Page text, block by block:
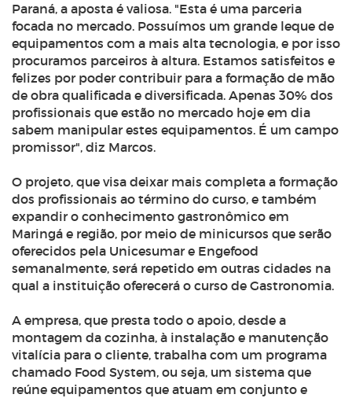
Paraná, a aposta é valiosa. "Esta é uma parceria
focada no mercado. Possuímos um grande leque de
equipamentos com a mais alta tecnologia, e por isso
procuramos parceiros à altura. Estamos satisfeitos e
felizes por poder contribuir para a formação de mão
de obra qualificada e diversificada. Apenas 30% dos
profissionais que estão no mercado hoje em dia
sabem manipular estes equipamentos. É um campo
promissor", diz Marcos.
O projeto, que visa deixar mais completa a formação
dos profissionais ao término do curso, e também
expandir o conhecimento gastronômico em
Maringá e região, por meio de minicursos que serão
oferecidos pela Unicesumar e Engefood
semanalmente, será repetido em outras cidades na
qual a instituição oferecerá o curso de Gastronomia.
A empresa, que presta todo o apoio, desde a
montagem da cozinha, à instalação e manutenção
vitalícia para o cliente, trabalha com um programa
chamado Food System, ou seja, um sistema que
reúne equipamentos que atuam em conjunto e